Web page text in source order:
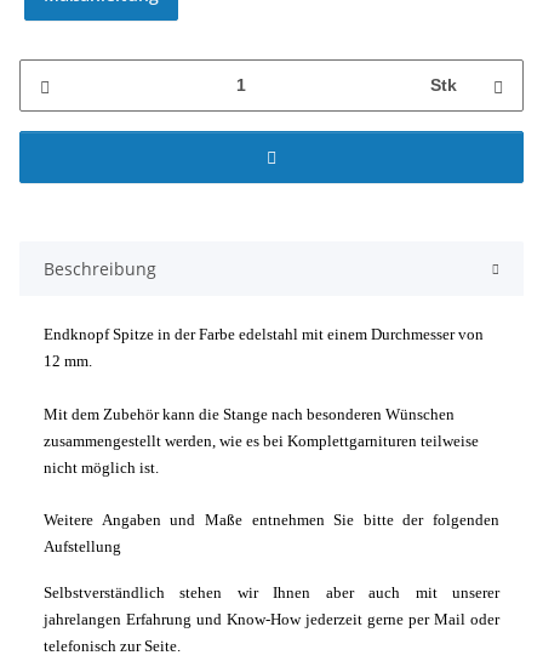
Stk
Beschreibung
Endknopf Spitze in der Farbe edelstahl mit einem Durchmesser von
12 mm.
Mit dem Zubehör kann die Stange nach besonderen Wünschen
zusammengestellt werden, wie es bei Komplettgarnituren teilweise
nicht möglich ist.
Weitere Angaben und Maße entnehmen Sie bitte der folgenden
Aufstellung
Selbstverständlich stehen wir Ihnen aber auch mit unserer
jahrelangen Erfahrung und Know-How jederzeit gerne per Mail oder
telefonisch zur Seite.